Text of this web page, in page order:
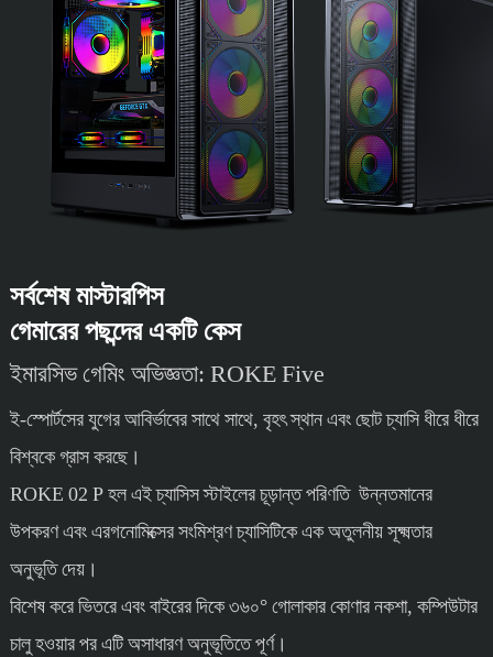
সর্বশেষ মাস্টারপিস
গেমারের পছন্দের একটি কেস
ইমারসিভ গেমিং অভিজ্ঞতা: ROKE Five
ই-স্পোর্টসের যুগের আবির্ভাবের সাথে সাথে, বৃহৎ স্থান এবং ছোট চ্যাসি ধীরে ধীরে
বিশ্বকে গ্রাস করছে।
ROKE 02 P হল এই চ্যাসিস স্টাইলের চূড়ান্ত পরিণতি উন্নতমানের
উপকরণ এবং এরগনোমিক্সের সংমিশ্রণ চ্যাসিটিকে এক অতুলনীয় সূক্ষ্মতার
অনুভূতি দেয়।
বিশেষ করে ভিতরে এবং বাইরের দিকে ৩৬০° গোলাকার কোণার নকশা, কম্পিউটার
চালু হওয়ার পর এটি অসাধারণ অনুভূতিতে পূর্ণ।